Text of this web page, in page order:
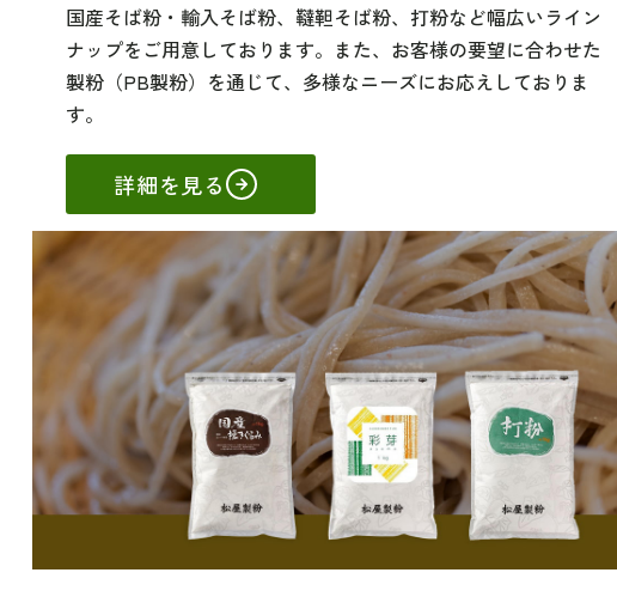
国産そば粉・輸入そば粉、韃靼そば粉、打粉など幅広いライン
ナップをご用意しております。また、お客様の要望に合わせた
製粉（PB製粉）を通じて、多様なニーズにお応えしておりま
す。
詳細を見る